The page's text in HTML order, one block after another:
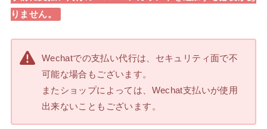
りません。
Wechatでの支払い代行は、セキュリティ面で不
可能な場合もございます。
またショップによっては、Wechat支払いが使用
出来ないこともございます。